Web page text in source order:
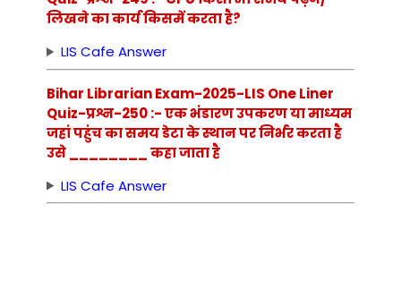
लिखने का कार्य किसमें करता है?
LIS Cafe Answer
Bihar Librarian Exam-2025-LIS One Liner
Quiz-प्रश्न-250 :- एक भंडारण उपकरण या माध्यम
जहां पहुंच का समय डेटा के स्थान पर निर्भर करता है
उसे ________ कहा जाता है
LIS Cafe Answer